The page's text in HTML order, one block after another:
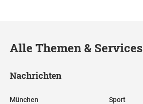
Alle Themen & Services
Nachrichten
München Sport